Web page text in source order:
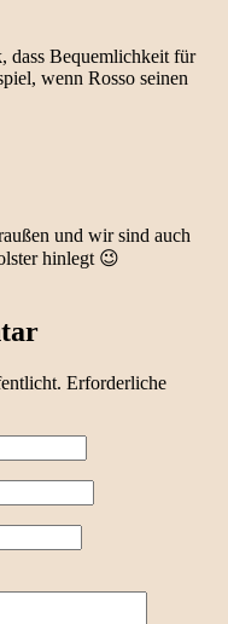
dass Bequemlichkeit für
wenn Rosso seinen
und wir sind auch
hinlegt 😉
Erforderliche